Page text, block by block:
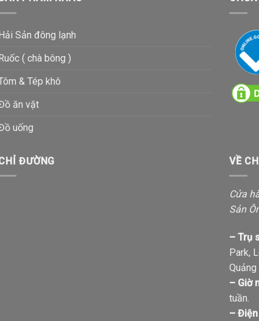
Sản đông lạnh
( chà bông )
& Tép khô
ăn vặt
uống
ĐƯỜNG VỀ
Cửa
Sản
– Trụ
Park,
Quảng
– Giờ
tuần.
–